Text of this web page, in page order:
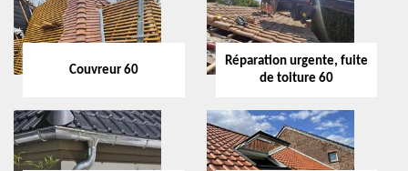
Couvreur 60
Réparation urgente, fuite
de toiture 60